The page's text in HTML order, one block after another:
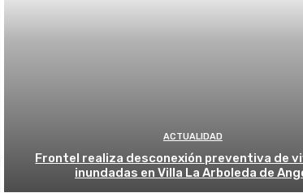
ACTUALIDAD
Frontel realiza desconexión preventiva de
inundadas en Villa La Arboleda de